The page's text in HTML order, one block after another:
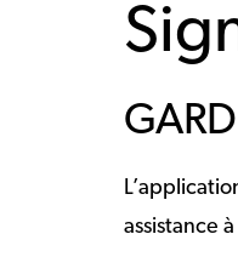
assistance